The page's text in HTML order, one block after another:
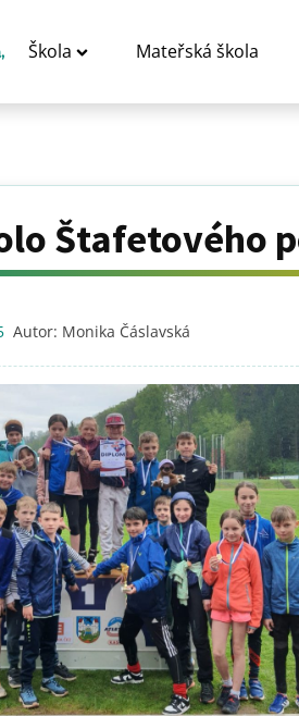
Škola Mateřská škola
Štafetového
Autor: Monika Čáslavská